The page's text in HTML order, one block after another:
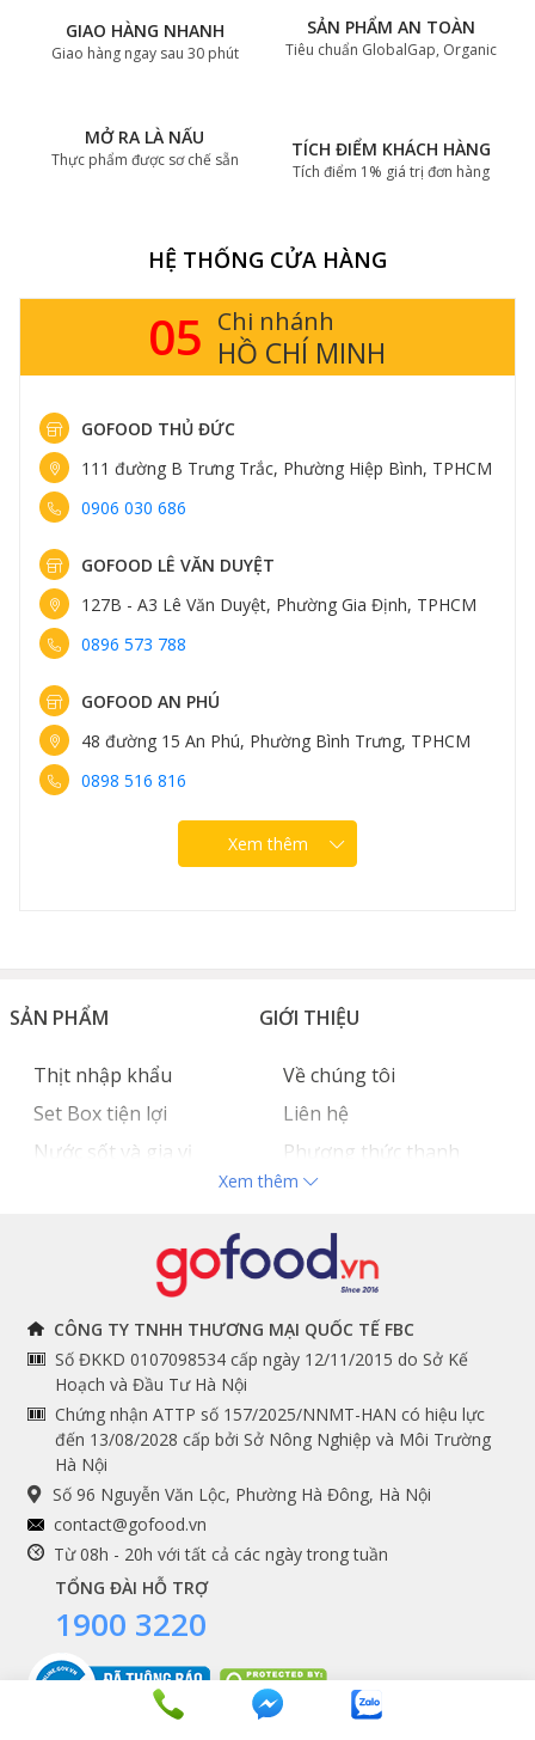
GIAO HÀNG NHANH
Giao hàng ngay sau 30 phút
SẢN PHẨM AN TOÀN
Tiêu chuẩn GlobalGap, Organic
MỞ RA LÀ NẤU
Thực phẩm được sơ chế sẵn TÍCH ĐIỂM KHÁCH HÀNG
Tích điểm 1% giá trị đơn hàng
HỆ THỐNG CỬA HÀNG
05 Chi nhánh
HỒ CHÍ MINH
GOFOOD THỦ ĐỨC
111 đường B Trưng Trắc, Phường Hiệp Bình, TPHCM
0906 030 686
GOFOOD LÊ VĂN DUYỆT
127B - A3 Lê Văn Duyệt, Phường Gia Định, TPHCM
0896 573 788
GOFOOD AN PHÚ
48 đường 15 An Phú, Phường Bình Trưng, TPHCM
0898 516 816
Xem thêm
SẢN PHẨM
Thịt nhập khẩu
Set Box tiện lợi
Nước sốt và gia vị
GIỚI THIỆU
Về chúng tôi
Liên hệ
Phương thức thanh
toán
Tuyển dụng
THÔNG TIN
Chính sách và quy định
chung
Hướng dẫn đặt hàng
Cam kết chất lượng
THEO DÕI NGAY
Facebook
Instagram
Youtube
Tiktok
Shopee
DỊCH VỤ
Premium services
Xem thêm
CÔNG TY TNHH THƯƠNG MẠI QUỐC TẾ FBC
Số ĐKKD 0107098534 cấp ngày 12/11/2015 do Sở Kế
Hoạch và Đầu Tư Hà Nội
Chứng nhận ATTP số 157/2025/NNMT-HAN có hiệu lực
đến 13/08/2028 cấp bởi Sở Nông Nghiệp và Môi Trường
Hà Nội
Số 96 Nguyễn Văn Lộc, Phường Hà Đông, Hà Nội
contact@gofood.vn
Từ 08h - 20h với tất cả các ngày trong tuần
TỔNG ĐÀI HỖ TRỢ
1900 3220